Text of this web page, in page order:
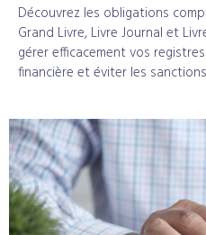
Découvrez les obligations
Grand Livre, Livre Journal et
gérer efficacement vos
financière et éviter les